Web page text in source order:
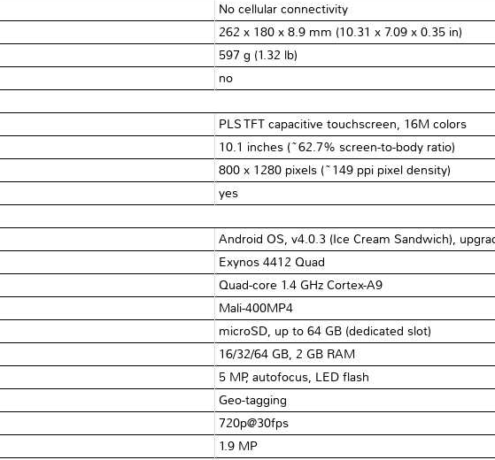
No cellular connectivity
262 x 180 x 8.9 mm (10.31 x 7.09 x 0.35 in)
597 g (1.32 lb)
no
PLS TFT capacitive touchscreen, 16M colors
10.1 inches (~62.7% screen-to-body ratio)
800 x 1280 pixels (~149 ppi pixel density)
yes
Android OS, v4.0.3 (Ice Cream Sandwich),
Exynos 4412 Quad
Quad-core 1.4 GHz Cortex-A9
Mali-400MP4
microSD, up to 64 GB (dedicated slot)
16/32/64 GB, 2 GB RAM
5 MP, autofocus, LED flash
Geo-tagging
720p@30fps
1.9 MP